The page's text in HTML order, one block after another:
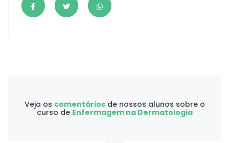
Veja os comentáriosde nossos alunos sobre o
curso de Enfermagem na Dermatologia